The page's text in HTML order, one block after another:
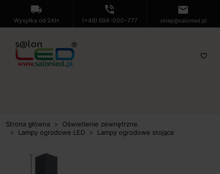
local_shipping
Wysyłka od 24H
phone_in_talk
(+48) 694-000-777
mail
sklep@salonled.pl
favorite_border
Strona główna
Oświetlenie zewnętrzne
Lampy ogrodowe LED
Lampy ogrodowe stojące